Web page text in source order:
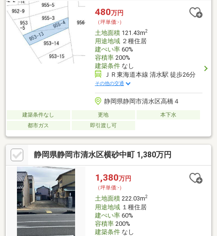
480万円
（坪単価:-）
土地面積121.43m2
用途地域２種住居
建ぺい率60%
容積率200%
建築条件なし
ＪＲ東海道本線 清水駅 徒歩26分
その他の交通
静岡県静岡市清水区高橋４
建築条件なし 更地
本下水
都市ガス
即引渡し可
静岡県静岡市清水区横砂中町 1,380万円
1,380万円
（坪単価:-）
土地面積222.03m2
用途地域１種住居
建ぺい率60%
容積率200%
建築条件なし